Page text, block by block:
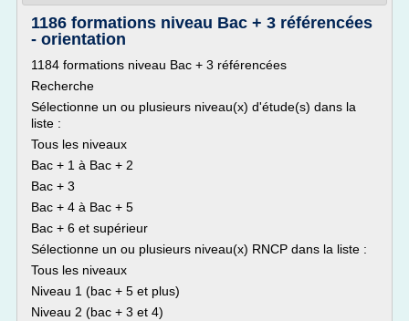
1186 formations niveau Bac + 3 référencées
- orientation
1184 formations niveau Bac + 3 référencées
Recherche
Sélectionne un ou plusieurs niveau(x) d'étude(s) dans la
liste :
Tous les niveaux
Bac + 1 à Bac + 2
Bac + 3
Bac + 4 à Bac + 5
Bac + 6 et supérieur
Sélectionne un ou plusieurs niveau(x) RNCP dans la liste :
Tous les niveaux
Niveau 1 (bac + 5 et plus)
Niveau 2 (bac + 3 et 4)